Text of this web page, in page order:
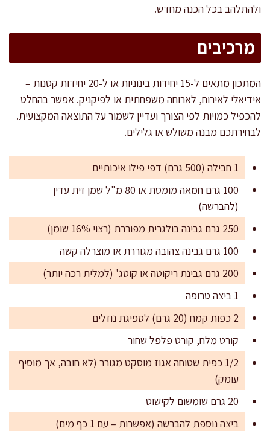
ולהתלהב בכל הכנה מחדש.
מרכיבים
המתכון מתאים ל-15 יחידות בינוניות או ל-20 יחידות קטנות –
אידיאלי לאירוח, לארוחה משפחתית או לפיקניק. אפשר בהחלט
להכפיל כמויות לפי הצורך ועדיין לשמור על התוצאה המקצועית.
לבחירתכם מבנה משולש או גלילים.
1 חבילה (500 גרם) דפי פילו איכותיים
100 גרם חמאה מומסת או 80 מ"ל שמן זית עדין
(להברשה)
250 גרם גבינה בולגרית מפוררת (רצוי 16% שומן)
100 גרם גבינה צהובה מגוררת או מוצרלה קשה
200 גרם גבינת ריקוטה או קוטג' (למלית רכה יותר)
1 ביצה טרופה
2 כפות קמח (20 גרם) לספיגת נוזלים
קורט מלח, קורט פלפל שחור
1/2 כפית שטוחה אגוז מוסקט מגורר (לא חובה, אך מוסיף
עומק)
20 גרם שומשום לקישוט
ביצה נוספת להברשה (אפשרות – עם 1 כף מים)